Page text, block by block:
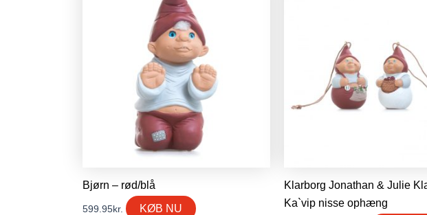
Bjørn – rød/blå
599.95kr. KØB NU
Klarborg Jonathan & Julie
Ka`vip nisse ophæng